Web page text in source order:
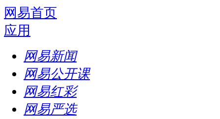
网易首页
应用
网易新闻
网易公开课
网易红彩
网易严选